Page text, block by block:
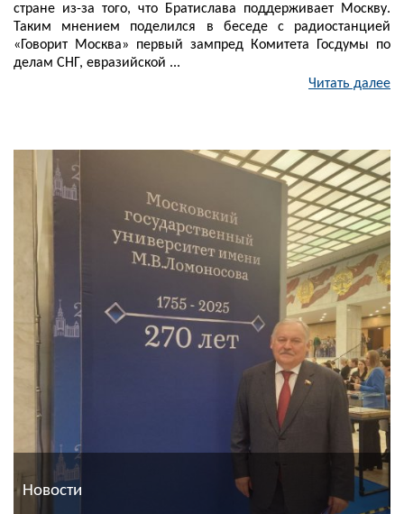
стране из-за того, что Братислава поддерживает Москву.
Таким мнением поделился в беседе с радиостанцией
«Говорит Москва» первый зампред Комитета Госдумы по
делам СНГ, евразийской ...
Читать далее
Новости